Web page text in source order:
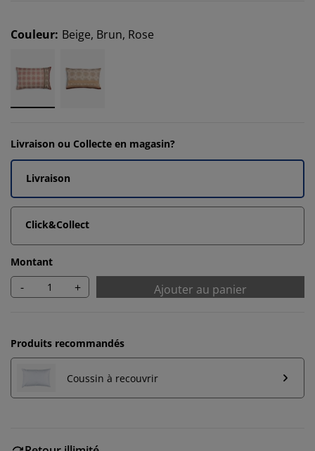
Couleur: Beige, Brun, Rose
Livraison ou Collecte en magasin?
Livraison
Click&Collect
Montant
- + Ajouter au panier
Produits recommandés
Coussin à recouvrir